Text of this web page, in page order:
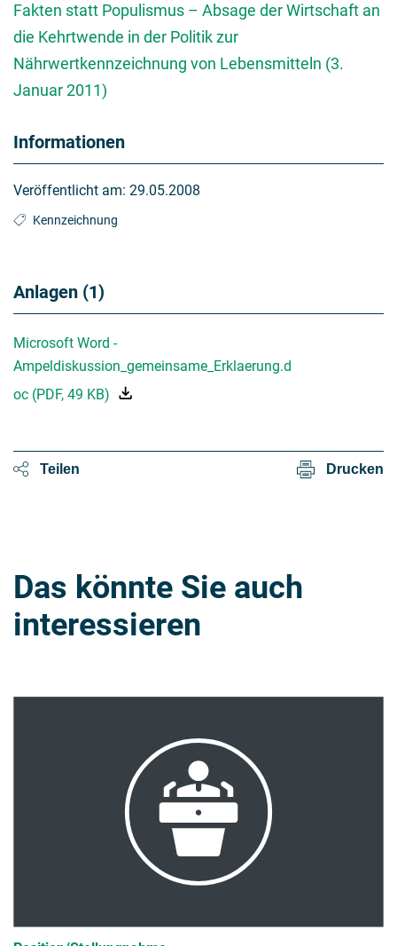
Fakten statt Populismus – Absage der Wirtschaft an
die Kehrtwende in der Politik zur
Nährwertkennzeichnung von Lebensmitteln (3.
Januar 2011)
Informationen
Veröffentlicht am: 29.05.2008
Kennzeichnung
Anlagen (1)
Microsoft Word -
Ampeldiskussion_gemeinsame_Erklaerung.d
oc (PDF, 49 KB)
Teilen Drucken
Das könnte Sie auch
interessieren